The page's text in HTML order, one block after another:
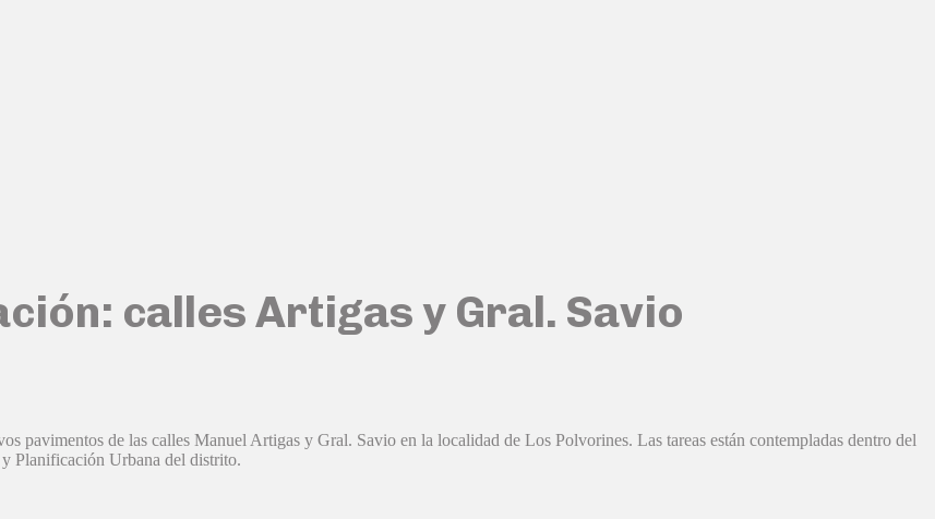
calles Artigas y Gral. Savio
pavimentos de las calles Manuel Artigas y Gral. Savio en la localidad de Los Polvorines. Las tareas están contempladas dentro del
Planificación Urbana del distrito.